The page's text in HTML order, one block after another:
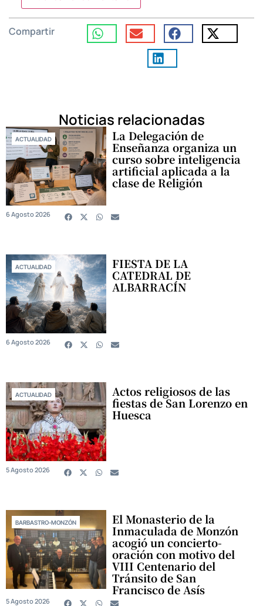
Compartir
Noticias relacionadas
ACTUALIDAD La Delegación de
Enseñanza organiza un
curso sobre inteligencia
artificial aplicada a la
clase de Religión
6 Agosto 2026
ACTUALIDAD FIESTA DE LA
CATEDRAL DE
ALBARRACÍN
6 Agosto 2026
ACTUALIDAD Actos religiosos de las
fiestas de San Lorenzo en
Huesca
5 Agosto 2026
BARBASTRO-MONZÓN El Monasterio de la
Inmaculada de Monzón
acogió un concierto-
oración con motivo del
VIII Centenario del
Tránsito de San
Francisco de Asís
5 Agosto 2026